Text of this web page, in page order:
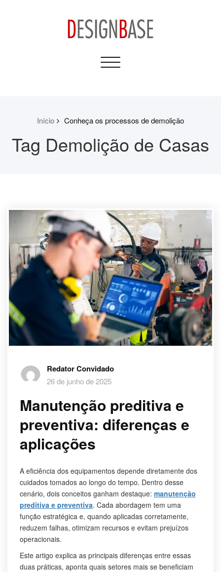
Toggle
Início Conheça os processos de demolição
Tag Demolição de Casas
Redator Convidado
26 de junho de 2025
Manutenção preditiva e
preventiva: diferenças e
aplicações
A eficiência dos equipamentos depende diretamente dos
cuidados tomados ao longo do tempo. Dentro desse
cenário, dois conceitos ganham destaque: manutenção
preditiva e preventiva. Cada abordagem tem uma
função estratégica e, quando aplicadas corretamente,
reduzem falhas, otimizam recursos e evitam prejuízos
operacionais.
Este artigo explica as principais diferenças entre essas
duas práticas, aponta quais setores mais se beneficiam